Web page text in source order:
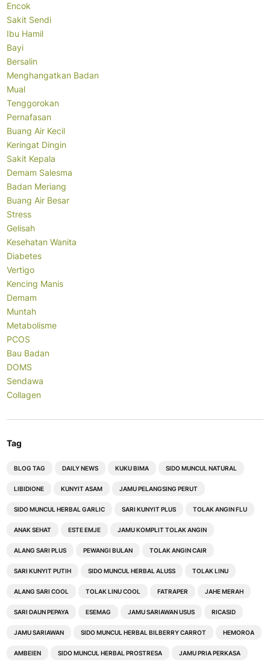
Encok
Sakit Sendi
Ibu Hamil
Bayi
Bersalin
Menghangatkan Badan
Mual
Tenggorokan
Pernafasan
Buang Air Kecil
Keringat Dingin
Sakit Kepala
Demam Salesma
Badan Meriang
Buang Air Besar
Stress
Gelisah
Kesehatan Wanita
Diabetes
Vertigo
Kencing Manis
Demam
Muntah
Metabolisme
PCOS
Bau Badan
DOMS
Sendawa
Collagen
Tag
BLOG TAG DAILY NEWS KUKU BIMA SIDO MUNCUL NATURAL
LIBIDIONE KUNYIT ASAM JAMU PELANGSING PERUT
SIDO MUNCUL HERBAL GARLIC SARI KUNYIT PLUS TOLAK ANGIN FLU
ANAK SEHAT ESTE EMJE JAMU KOMPLIT TOLAK ANGIN
ALANG SARI PLUS PEWANGI BULAN TOLAK ANGIN CAIR
SARI KUNYIT PUTIH SIDO MUNCUL HERBAL ALUSS TOLAK LINU
ALANG SARI COOL TOLAK LINU COOL FATRAPER JAHE MERAH
SARI DAUN PEPAYA ESEMAG JAMU SARIAWAN USUS RICASID
JAMU SARIAWAN SIDO MUNCUL HERBAL BILBERRY CARROT HEMOROA
AMBEIEN SIDO MUNCUL HERBAL PROSTRESA JAMU PRIA PERKASA